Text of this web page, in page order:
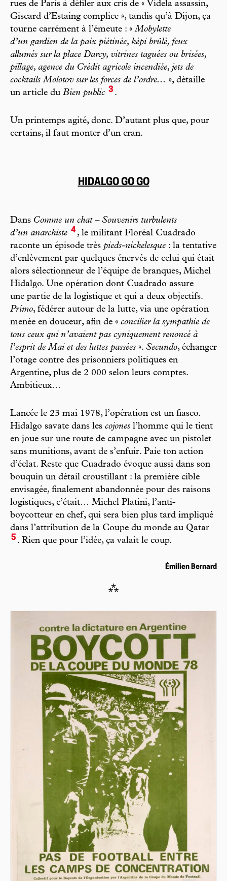
rues de Paris à défiler aux cris de « Videla assassin,
Giscard d’Estaing complice », tandis qu’à Dijon, ça
tourne carrément à l’émeute : «Mobylette
d’un gardien de la paix piétinée, képi brûlé, feux
allumés sur la place Darcy, vitrines taguées ou brisées,
pillage, agence du Crédit agricole incendiée, jets de
cocktails Molotov sur les forces de l’ordre... », détaille
un article du Bien public 3 .
Un printemps agité, donc. D’autant plus que, pour
certains, il faut monter d’un cran.
HIDALGO GO GO
Dans Comme un chat – Souvenirs turbulents
d’un anarchiste 4, le militant Floréal Cuadrado
raconte un épisode très pieds-nickelesque : la tentative
d’enlèvement par quelques énervés de celui qui était
alors sélectionneur de l’équipe de branques, Michel
Hidalgo. Une opération dont Cuadrado assure
une partie de la logistique et qui a deux objectifs.
Primo, fédérer autour de la lutte, via une opération
menée en douceur, afin de « concilier la sympathie de
tous ceux qui n’avaient pas cyniquement renoncé à
l’esprit de Mai et des luttes passées ». Secundo, échanger
l’otage contre des prisonniers politiques en
Argentine, plus de 2 000 selon leurs comptes.
Ambitieux…
Lancée le 23 mai 1978, l’opération est un fiasco.
Hidalgo savate dans les cojones l’homme qui le tient
en joue sur une route de campagne avec un pistolet
sans munitions, avant de s’enfuir. Paie ton action
d’éclat. Reste que Cuadrado évoque aussi dans son
bouquin un détail croustillant : la première cible
envisagée, finalement abandonnée pour des raisons
logistiques, c’était… Michel Platini, l’anti-
boycotteur en chef, qui sera bien plus tard impliqué
dans l’attribution de la Coupe du monde au Qatar
5 . Rien que pour l’idée, ça valait le coup.
Émilien Bernard
⁂